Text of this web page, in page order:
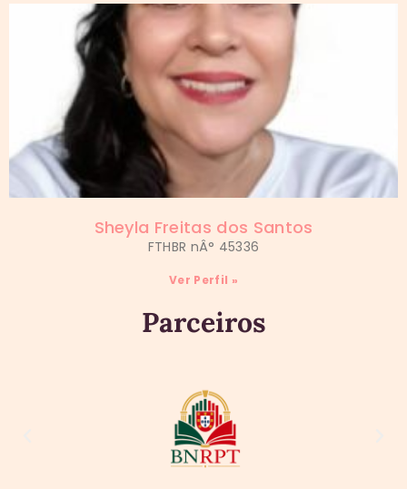
Sheyla Freitas dos Santos
FTHBR nÂ° 45336
Ver Perfil »
Parceiros